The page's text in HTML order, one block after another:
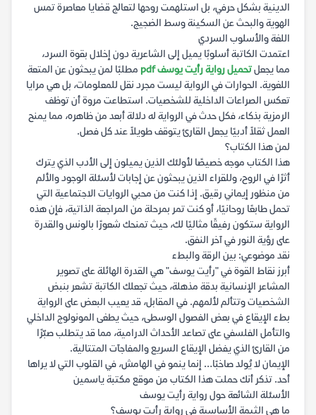
الدينية بشكل حرفي، بل استلهمت روحها لتعالج قضايا معاصرة تمس
الهوية والبحث عن السكينة وسط الضجيج.
اللغة والأسلوب السردي
اعتمدت الكاتبة أسلوبًا يميل إلى الشاعرية دون إخلال بقوة السرد،
مما يجعلتحميل رواية رأيت يوسف pdf
مطلبًا لمن يبحثون عن المتعة
اللغوية. الحوارات في الرواية ليست مجرد نقل للمعلومات، بل هي مرايا
تعكس الصراعات الداخلية للشخصيات. استطاعت مروة أن توظف
الرمزية بذكاء، فكل حدث في الرواية له دلالة أبعد من ظاهره، مما يمنح
العمل ثقلاً أدبيًا يجعل القارئ يتوقف طويلاً عند كل فصل.
لمن هذا الكتاب؟
هذا الكتاب موجه خصيصًا لأولئك الذين يميلون إلى الأدب الذي يترك
أثرًا في الروح، وللقراء الذين يبحثون عن إجابات لأسئلة الوجود والألم
من منظور إيماني رقيق. إذا كنت من محبي الروايات الاجتماعية التي
تحمل طابعًا روحانيًا، أو كنت تمر بمرحلة من المراجعة الذاتية، فإن هذه
الرواية ستكون رفيقًا مثاليًا لك، حيث تمنحك شعورًا بالونس والقدرة
على رؤية النور في آخر النفق.
نقد موضوعي: بين الرقة والبطء
أبرز نقاط القوة في "رأيت يوسف" هي القدرة الهائلة على تصوير
المشاعر الإنسانية بدقة مذهلة، حيث تجعلك الكاتبة تشعر بنبض
الشخصيات وتتألم لألمهم. في المقابل، قد يعيب البعض على الرواية
بطء الإيقاع في بعض الفصول الوسطى، حيث يطغى المونولوج الداخلي
والتأمل الفلسفي على تصاعد الأحداث الدرامية، مما قد يتطلب صبّرًا
من القارئ الذي يفضل الإيقاع السريع والمفاجآت المتتالية.
الإيمان لا يُولد صاخبًا… إنما ينمو في الهامش، في القلوب التي لا يراها
أحد. تذكر أنك حملت هذا الكتاب من موقع مكتبة ياسمين
الأسئلة الشائعة حول رواية رأيت يوسف
ما هي الثيمة الأساسية في رواية رأيت يوسف؟